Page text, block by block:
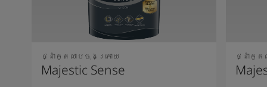
ថ្នាំកូតលាបចុងក្រោយ
Majestic Sense
ថ្នាំកូត